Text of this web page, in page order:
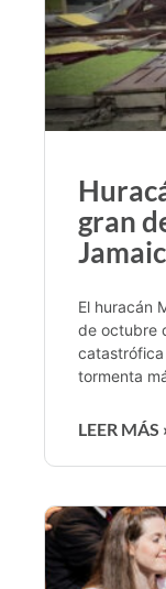
gran
El huracán
de octubre
tormenta
LEER MÁS